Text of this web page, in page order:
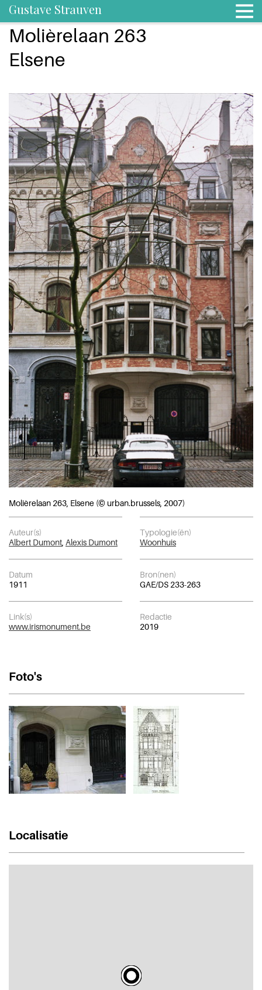
Gustave Strauven
Molièrelaan 263
Elsene
Molièrelaan 263, Elsene (© urban.brussels, 2007)
Auteur(s)
Albert Dumont Alexis Dumont
Typologie(ën)
Woonhuis
Datum
1911
Bron(nen)
GAE/DS 233-263
Link(s)
www.irismonument.be
Redactie
2019
Foto's
Localisatie